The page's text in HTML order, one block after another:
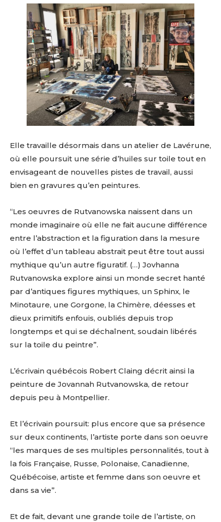
Elle travaille désormais dans un atelier de Lavérune,
où elle poursuit une série d’huiles sur toile tout en
envisageant de nouvelles pistes de travail, aussi
bien en gravures qu’en peintures.
“Les oeuvres de Rutvanowska naissent dans un
monde imaginaire où elle ne fait aucune différence
entre l’abstraction et la figuration dans la mesure
où l’effet d’un tableau abstrait peut être tout aussi
mythique qu’un autre figuratif. (…) Jovhanna
Rutvanowska explore ainsi un monde secret hanté
par d’antiques figures mythiques, un Sphinx, le
Minotaure, une Gorgone, la Chimère, déesses et
dieux primitifs enfouis, oubliés depuis trop
longtemps et qui se déchaînent, soudain libérés
sur la toile du peintre”.
L’écrivain québécois Robert Claing décrit ainsi la
peinture de Jovannah Rutvanowska, de retour
depuis peu à Montpellier.
Et l’écrivain poursuit: plus encore que sa présence
sur deux continents, l’artiste porte dans son oeuvre
“les marques de ses multiples personnalités, tout à
la fois Française, Russe, Polonaise, Canadienne,
Québécoise, artiste et femme dans son oeuvre et
dans sa vie”.
Et de fait, devant une grande toile de l’artiste, on